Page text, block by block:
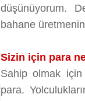
düşünüyorum.
bahane
Sizin için para
Sahip olmak için
para.